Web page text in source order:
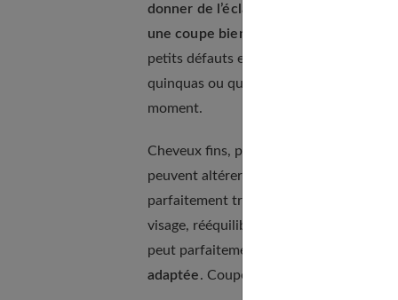
donner de l’éclat au visage
une coupe bien choisie
petits défauts et à mettre en valeur vos
quinquas ou que vous y soyez bien
moment.
Cheveux fins, parsemés de blanc,
peuvent altérer la beauté de vos
parfaitement trouver la coiffure idéale
visage, rééquilibrer les volumes,
peut parfaitement masquer. À partir de
adaptée. Couper ses cheveux permet